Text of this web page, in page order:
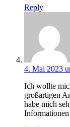
Reply
4. Mai 2023
Ich wollte
großartigen
habe mich
Informationen